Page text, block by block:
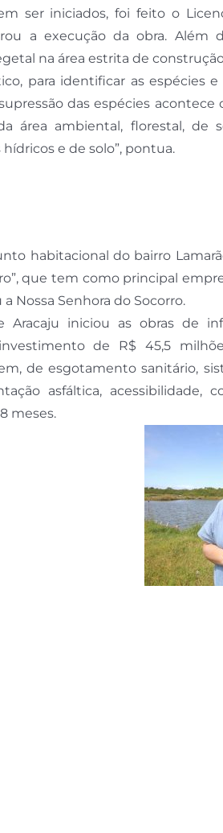
ser iniciados, foi feito o
a execução da obra. Além
na área estrita de
para identificar as espécies
das espécies
área ambiental, florestal, de
e de solo”, pontua.
habitacional do bairro
que tem como principal
Nossa Senhora do Socorro.
iniciou as obras de
de R$ 45,5
de esgotamento sanitário,
asfáltica, acessibilidade,
meses.